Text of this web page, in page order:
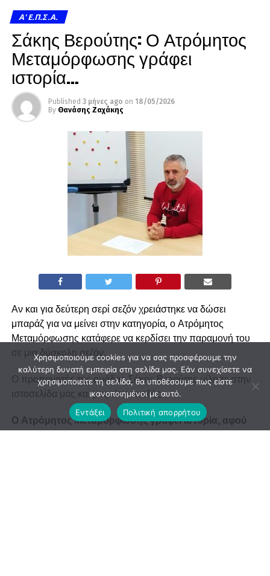
A' Ε.Π.Σ.Α.
Σάκης Βερούτης: Ο Ατρόμητος
Μεταμόρφωσης γράφει
ιστορία…
Published 3 μήνες ago on 18/05/2026
By Θανάσης Ζαχάκης
Αν και για δεύτερη σερί σεζόν χρειάστηκε να δώσει
μπαράζ για να μείνει στην κατηγορία, ο Ατρόμητος
Μεταμόρφωσης κατάφερε να κερδίσει την παραμονή του
σε μια δύσκολη σεζόν.
Ο προπονητής της ομάδας Σάκης Βερούτης μίλησε στην
ιστοσελίδα μας και μας είπε τα εξής…
Ο Ατρόμητος Μεταμόρφωσης γράφει ιστορία, αφού
θα αγωνιστεί στην Α’ κατηγορία για 5η σεζόν. Το
Χρησιμοποιούμε cookies για να σας προσφέρουμε την
καλύτερη δυνατή εμπειρία στη σελίδα μας. Εάν συνεχίσετε να
χρησιμοποιείτε τη σελίδα, θα υποθέσουμε πως είστε
ικανοποιημένοι με αυτό.
Εντάξει
Πολιτική απορρήτου